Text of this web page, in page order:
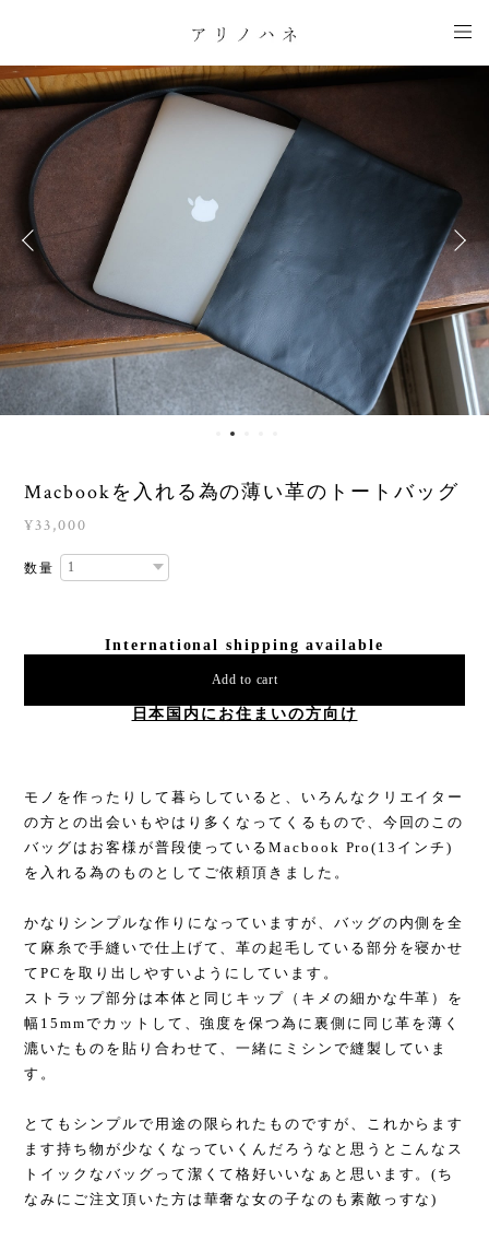
Macbookを入れる為の薄い革のトートバッグ
¥33,000
数量
International shipping available
Add to cart
日本国内にお住まいの方向け
モノを作ったりして暮らしていると、いろんなクリエイター
の方との出会いもやはり多くなってくるもので、今回のこの
バッグはお客様が普段使っているMacbook Pro(13インチ)
を入れる為のものとしてご依頼頂きました。
かなりシンプルな作りになっていますが、バッグの内側を全
て麻糸で手縫いで仕上げて、革の起毛している部分を寝かせ
てPCを取り出しやすいようにしています。
ストラップ部分は本体と同じキップ（キメの細かな牛革）を
幅15mmでカットして、強度を保つ為に裏側に同じ革を薄く
漉いたものを貼り合わせて、一緒にミシンで縫製していま
す。
とてもシンプルで用途の限られたものですが、これからます
ます持ち物が少なくなっていくんだろうなと思うとこんなス
トイックなバッグって潔くて格好いいなぁと思います。(ち
なみにご注文頂いた方は華奢な女の子なのも素敵っすな)